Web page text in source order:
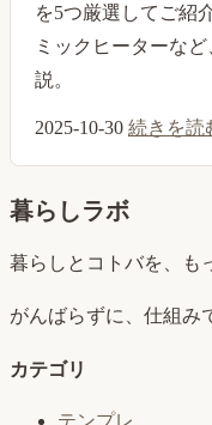
を5つ厳選してご紹
ミックヒーターな
説。
2025-10-30 続きを読
暮らしラボ
暮らしとコトバを、も
がんばらずに、仕組み
カテゴリ
テンプレ